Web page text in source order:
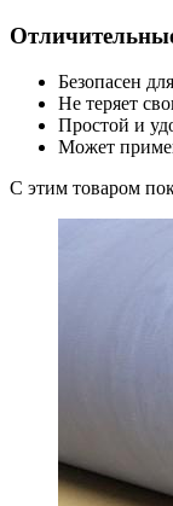
Безопасен
Не теряет
Простой и
Может
C этим товаром